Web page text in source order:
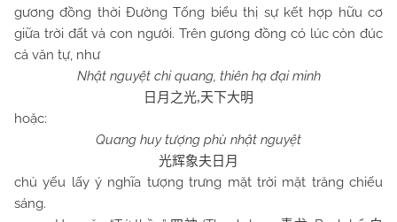
gương đồng thời Đường Tống biểu thị sự kết hợp hữu cơ
giữa trời đất và con người. Trên gương đồng có lúc còn đúc
cả văn tự, như
Nhật nguyệt chi quang, thiên hạ đại minh
日月之光,天下大明
hoặc:
Quang huy tượng phù nhật nguyệt
光辉象夫日月
chủ yếu lấy ý nghĩa tượng trưng mặt trời mặt trăng chiếu
sáng.